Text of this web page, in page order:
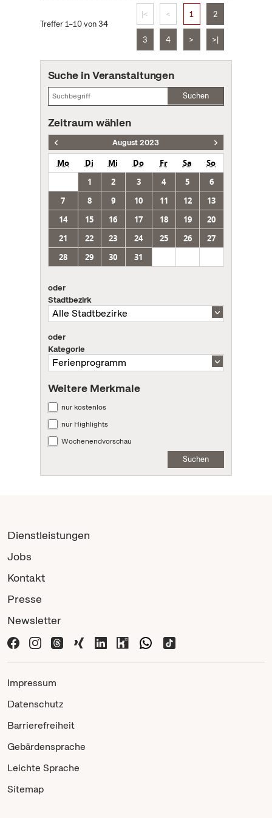
Treffer 1–10 von 34
|< < 1 2
3 4 > >|
Suche in Veranstaltungen
Suchen
Zeitraum wählen
August 2023
Mo Di Mi Do Fr Sa
So
1
2 3 4 5
6
7
8 9 10 11 12
13
14
15 16 17 18 19
20
21
22 23 24 25 26
27
28
29 30 31
oder
Stadtbezirk
oder
Kategorie
Weitere Merkmale
nur kostenlos
nur Highlights
Wochenendvorschau
Suchen
Dienstleistungen
Jobs
Kontakt
Presse
Newsletter
Impressum
Datenschutz
Barrierefreiheit
Gebärdensprache
Leichte Sprache
Sitemap